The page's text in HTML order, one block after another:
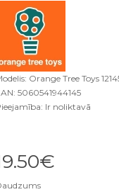
Orange Tree Toys
5060541944145
Ir noliktavā